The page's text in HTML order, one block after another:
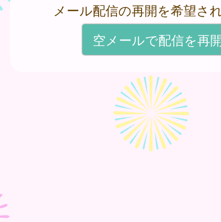
メール配信の再開を希望さ
空メールで配信を再